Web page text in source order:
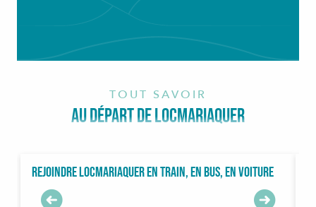
TOUT SAVOIR
AU DÉPART DE LOCMARIAQUER
Rejoindre Locmariaquer en train, en bus, en voiture